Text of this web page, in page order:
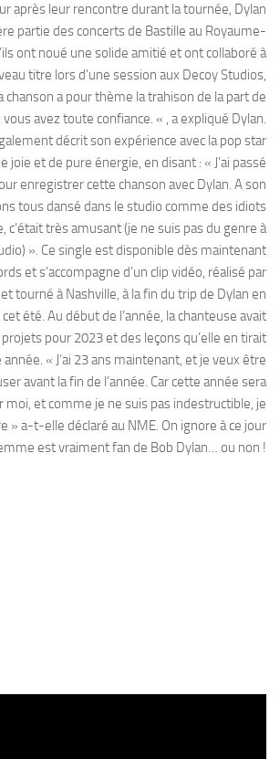
après leur rencontre durant la tournée, Dylan
partie des concerts de Bastille au Royaume-
ont noué une solide amitié et ont collaboré à
titre lors d’une session aux Decoy Studios,
chanson a pour thème la trahison de la part de
avez toute confiance. « , a expliqué Dylan.
décrit son expérience avec la pop star
joie et de pure énergie, en disant : « J’ai passé
enregistrer cette chanson avec Dylan. A son
tous dansé dans le studio comme des idiots
c’était très amusant (je ne suis pas du genre à
». Ce single est disponible dès maintenant
et s’accompagne d’un clip vidéo, réalisé par
tourné à Nashville, à la fin du trip de Dylan en
été. Au début de l’année, la chanteuse avait
pour 2023 et des leçons qu’elle en tirait
« J’ai 23 ans maintenant, et je veux être
avant la fin de l’année. Car cette année sera
moi, et comme je ne suis pas indestructible, je
» a-t-elle déclaré au NME. On ignore à ce jour
est vraiment fan de Bob Dylan… ou non !